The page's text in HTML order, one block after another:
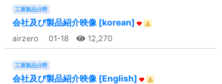
工業製品分野
会社及び製品紹介映像 [korean]
airzero 01-18 12,270
工業製品分野
会社及び製品紹介映像 [English]